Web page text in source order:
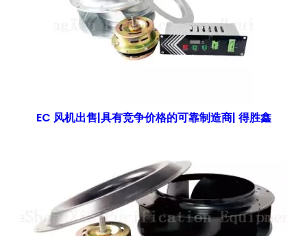
EC 风机出售|具有竞争价格的可靠制造商| 得胜鑫